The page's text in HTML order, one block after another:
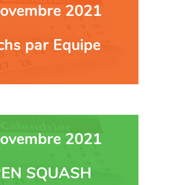
2021
par Equipe
2021
SQUASH